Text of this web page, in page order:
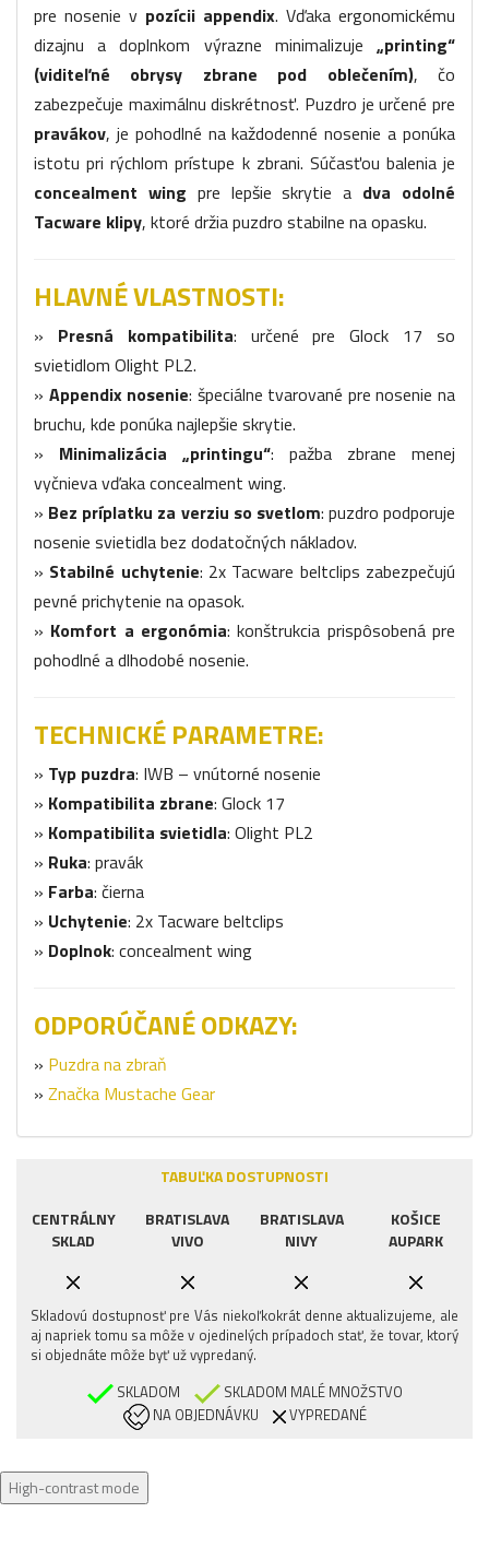
pre nosenie v pozícii appendix. Vďaka ergonomickému
dizajnu a doplnkom výrazne minimalizuje „printing“
(viditeľné obrysy zbrane pod oblečením), čo
zabezpečuje maximálnu diskrétnosť. Puzdro je určené pre
pravákov, je pohodlné na každodenné nosenie a ponúka
istotu pri rýchlom prístupe k zbrani. Súčasťou balenia je
concealment wing pre lepšie skrytie a dva odolné
Tacware klipy, ktoré držia puzdro stabilne na opasku.
HLAVNÉ VLASTNOSTI:
» Presná kompatibilita: určené pre Glock 17 so
svietidlom Olight PL2.
» Appendix nosenie: špeciálne tvarované pre nosenie na
bruchu, kde ponúka najlepšie skrytie.
» Minimalizácia „printingu“: pažba zbrane menej
vyčnieva vďaka concealment wing.
» Bez príplatku za verziu so svetlom: puzdro podporuje
nosenie svietidla bez dodatočných nákladov.
» Stabilné uchytenie: 2x Tacware beltclips zabezpečujú
pevné prichytenie na opasok.
» Komfort a ergonómia: konštrukcia prispôsobená pre
pohodlné a dlhodobé nosenie.
TECHNICKÉ PARAMETRE:
» Typ puzdra: IWB – vnútorné nosenie
» Kompatibilita zbrane: Glock 17
» Kompatibilita svietidla: Olight PL2
» Ruka: pravák
» Farba: čierna
» Uchytenie: 2x Tacware beltclips
» Doplnok: concealment wing
ODPORÚČANÉ ODKAZY:
» Puzdra na zbraň
» Značka Mustache Gear
TABUĽKA DOSTUPNOSTI
CENTRÁLNY
SKLAD
BRATISLAVA
VIVO
BRATISLAVA
NIVY
KOŠICE
AUPARK
Skladovú dostupnosť pre Vás niekoľkokrát denne aktualizujeme, ale
aj napriek tomu sa môže v ojedinelých prípadoch stať, že tovar, ktorý
si objednáte môže byť už vypredaný.
SKLADOM
SKLADOM MALÉ MNOŽSTVO
NA OBJEDNÁVKU
VYPREDANÉ
High-contrast mode